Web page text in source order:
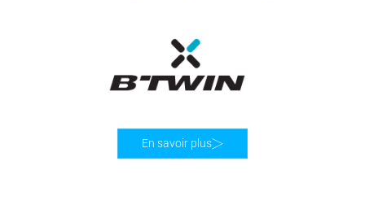
En savoir plus